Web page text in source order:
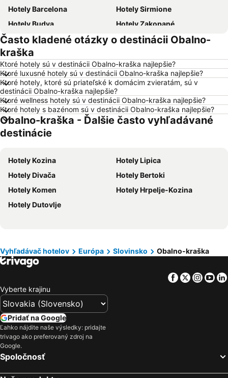
Hotely Barcelona
Hotely Sirmione
Hotely Budva
Hotely Zakopané
Hotely Naples
Hotely Crikvenica
Hotely Vysoké Tatry
Hotely Gdansk
Hotely Nice
Hotely Tropea
Hotely Berlín
Hotely Lignano Sabbiadoro
Hotely Malta
Hotely Slovinsko
Hotely Ostrov Mykonos
Hotely Balaton
Hotely Grécko
Hotely Krk
Hotely Drač
Hotely Pobrežie Chorvátska
Hotely Albánsko
Hotely Ibiza
Hotely Ostrov Rodos
Hotely Švajčiarsko
Často kladené otázky o destinácii Obalno-
kraška
Ktoré hotely sú v destinácii Obalno-kraška najlepšie?
Ktoré luxusné hotely sú v destinácii Obalno-kraška najlepšie?
Ktoré hotely, ktoré sú priateľské k domácim zvieratám, sú v
destinácii Obalno-kraška najlepšie?
Ktoré wellness hotely sú v destinácii Obalno-kraška najlepšie?
Ktoré hotely s bazénom sú v destinácii Obalno-kraška najlepšie?
Obalno-kraška - Ďalšie často vyhľadávané
destinácie
Hotely Kozina
Hotely Lipica
Hotely Divača
Hotely Bertoki
Hotely Komen
Hotely Hrpelje-Kozina
Hotely Dutovlje
Vyhľadávač hotelov Európa Slovinsko Obalno-kraška
Facebook
Twitter
Vyberte krajinu
Pridať na Google
Ľahko nájdite naše výsledky: pridajte
trivago ako preferovaný zdroj na
Google.
Spoločnosť